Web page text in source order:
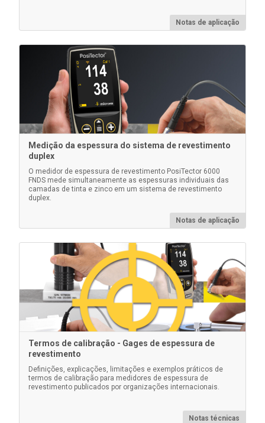
soluções alternativas de energia para seu PosiTector
operado por bateria. Opere seu medidor sem a
necessidade de baterias.
Saiba mais
Malas Pelican para kits de inspeção
PosiTector
Estojos Pelican resistentes e à prova d'água,
completos com uma inserção de espuma
personalizada para segurar com segurança seu
instrumento PosiTector .
Saiba mais
Notas de aplicação
Medição da espessura do sistema de revestimento
duplex
O medidor de espessura de revestimento PosiTector 6000
FNDS mede simultaneamente as espessuras individuais das
camadas de tinta e zinco em um sistema de revestimento
duplex.
Notas de aplicação
Termos de calibração - Gages de espessura de
revestimento
Definições, explicações, limitações e exemplos práticos de
termos de calibração para medidores de espessura de
revestimento publicados por organizações internacionais.
Notas técnicas